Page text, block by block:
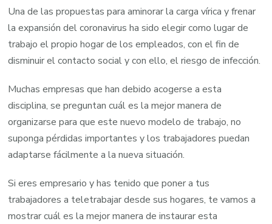
Una de las propuestas para aminorar la carga vírica y frenar
la expansión del coronavirus ha sido elegir como lugar de
trabajo el propio hogar de los empleados, con el fin de
disminuir el contacto social y con ello, el riesgo de infección.
Muchas empresas que han debido acogerse a esta
disciplina, se preguntan cuál es la mejor manera de
organizarse para que este nuevo modelo de trabajo, no
suponga pérdidas importantes y los trabajadores puedan
adaptarse fácilmente a la nueva situación.
Si eres empresario y has tenido que poner a tus
trabajadores a teletrabajar desde sus hogares, te vamos a
mostrar cuál es la mejor manera de instaurar esta